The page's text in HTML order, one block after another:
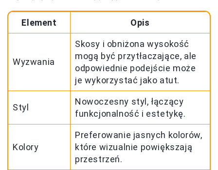
Element Opis
Wyzwania
Skosy i obniżona wysokość
mogą być przytłaczające, ale
odpowiednie podejście może
je wykorzystać jako atut.
Styl
Nowoczesny styl, łączący
funkcjonalność i estetykę.
Kolory
Preferowanie jasnych kolorów,
które wizualnie powiększają
przestrzeń.